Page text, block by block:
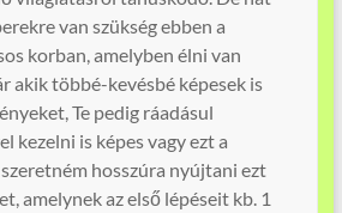
van szükség ebben a
korban, amelyben élni van
akik többé-kevésbé képesek is
Te pedig ráadásul
kezelni is képes vagy ezt a
hosszúra nyújtani ezt
amelynek az első lépéseit kb. 1